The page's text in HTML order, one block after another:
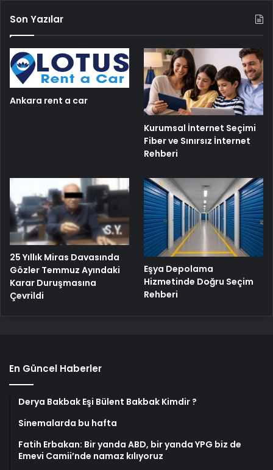
Son Yazılar
Ankara rent a car
Kurumsal İnternet Seçimi
Fiber ve Sınırsız İnternet
Rehberi
25 Yıllık Miras Davasında
Gözler Temmuz Ayındaki
Karar Duruşmasına
Çevrildi
Eşya Depolama
Hizmetinde Doğru Seçim
Rehberi
En Güncel Haberler
Derya Bakbak Eşi Bülent Bakbak Kimdir ?
Sinemalarda bu hafta
Fatih Erbakan: Bir yanda ABD, bir yanda YPG biz de
Emevi Camii’nde namaz kılıyoruz